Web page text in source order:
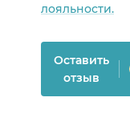
лояльности.
Оставить
отзыв